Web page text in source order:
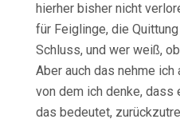
hierher bisher nicht
für Feiglinge, die
Schluss, und wer weiß,
Aber auch das nehme
von dem ich denke, dass
das bedeutet,